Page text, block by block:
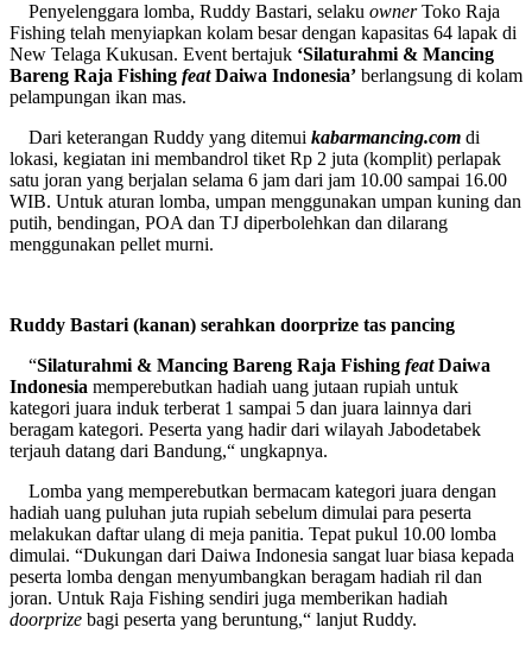
Penyelenggara lomba, Ruddy Bastari, selaku ownerToko Raja
Fishing telah menyiapkan kolam besar dengan kapasitas 64 lapak di
New Telaga Kukusan. Event bertajuk ‘Silaturahmi & Mancing
Bareng Raja Fishing featDaiwa Indonesia’ berlangsung di kolam
pelampungan ikan mas.
Dari keterangan Ruddy yang ditemui kabarmancing.com di
lokasi, kegiatan ini membandrol tiket Rp 2 juta (komplit) perlapak
satu joran yang berjalan selama 6 jam dari jam 10.00 sampai 16.00
WIB. Untuk aturan lomba, umpan menggunakan umpan kuning dan
putih, bendingan, POA dan TJ diperbolehkan dan dilarang
menggunakan pellet murni.
Ruddy Bastari (kanan) serahkan doorprize tas pancing
“Silaturahmi & Mancing Bareng Raja Fishing featDaiwa
Indonesia memperebutkan hadiah uang jutaan rupiah untuk
kategori juara induk terberat 1 sampai 5 dan juara lainnya dari
beragam kategori. Peserta yang hadir dari wilayah Jabodetabek
terjauh datang dari Bandung,“ ungkapnya.
Lomba yang memperebutkan bermacam kategori juara dengan
hadiah uang puluhan juta rupiah sebelum dimulai para peserta
melakukan daftar ulang di meja panitia. Tepat pukul 10.00 lomba
dimulai. “Dukungan dari Daiwa Indonesia sangat luar biasa kepada
peserta lomba dengan menyumbangkan beragam hadiah ril dan
joran. Untuk Raja Fishing sendiri juga memberikan hadiah
doorprize bagi peserta yang beruntung,“ lanjut Ruddy.